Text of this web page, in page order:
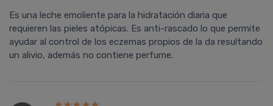
Es una leche emoliente para la hidratación diaria que
requieren las pieles atópicas. Es anti-rascado lo que permite
ayudar al control de los eczemas propios de la da resultando
un alivio, además no contiene perfume.